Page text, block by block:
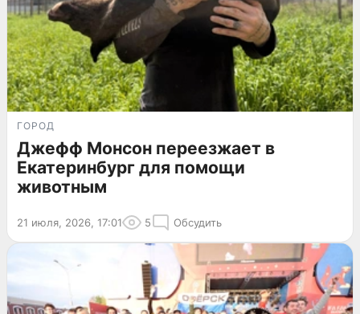
ГОРОД
Джефф Монсон переезжает в
Екатеринбург для помощи
животным
21 июля, 2026, 17:01 5 Обсудить